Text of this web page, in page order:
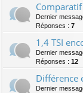
Comparatif
Dernier
Réponses : 7
1,4 TSI
Dernier
Réponses : 12
Différence
Dernier